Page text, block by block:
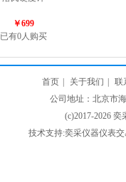
￥699
已有0人购买
首页 关于我们
联
公司地址：北京市
(c)2017-2026
技术支持:奕采仪器仪表